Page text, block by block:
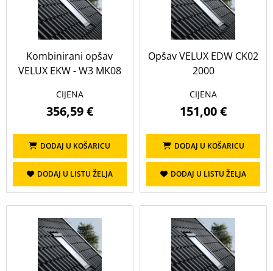
Kombinirani opšav
VELUX EKW - W3 MK08
CIJENA
356,59 €
DODAJ U KOŠARICU
DODAJ U LISTU ŽELJA
Opšav VELUX EDW CK02
2000
CIJENA
151,00 €
DODAJ U KOŠARICU
DODAJ U LISTU ŽELJA